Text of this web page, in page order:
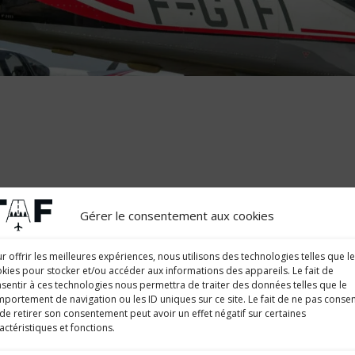
Gérer le consentement aux cookies
offrir les meilleures expériences, nous utilisons des technologies telles que
pour stocker et/ou accéder aux informations des appareils. Le fait de
à ces technologies nous permettra de traiter des données telles que le
de navigation ou les ID uniques sur ce site. Le fait de ne pas
retirer son consentement peut avoir un effet négatif sur certaines
et fonctions.
j’ai choisi de poursuivre ma formation pilote en
de pilotes de ligne et mon choix s’est
stages dont le stage instructeur qui m’ont permis de
trouvé une atmosphère bienveillante, le tout en
retrouve une fois en compagnie avec le travail en